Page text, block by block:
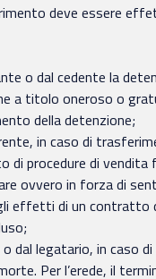
deve essere
o dal cedente la
a titolo oneroso o
della detenzione;
in caso di
di procedure di
ovvero in forza di
effetti di un contratto
o dal legatario, in caso
Per l’erede, il